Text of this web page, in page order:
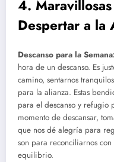
4.
Despertar a la
Descanso para la
hora de un descanso. Es
camino, sentarnos
para la alianza. Estas
para el descanso y refugio
momento de descansar,
que nos dé alegría para
son para reconciliarnos
equilibrio.